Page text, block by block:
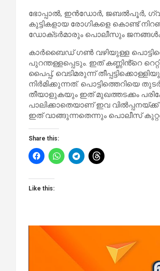
ഭോപ്പാൽ, ഇൻഡോർ, ജബൽപൂർ,
കുട്ടികളായ രോഗികളെ കൊണ്ട്
ഡോക്‌ടർമാരും പൊലീസും ജനങ്ങൾക്ക്
കാർബൈഡ് ഗൺ വഴിയുള്ള
പുറന്തള്ളപ്പെടും. ഇത് കണ്ണിൻ്റെ
പൈപ്പ്, വെടിമരുന്ന്
നിർമിക്കുന്നത്. പൊട്ടിത്തെറിയെ
തീയാളുകയും ഇത് മുഖത്തടക്കം
പാലിക്കാതെയാണ് ഇവ
ഇത് വാങ്ങുന്നതെന്നും പൊലീസ്
Share this:
Like this: